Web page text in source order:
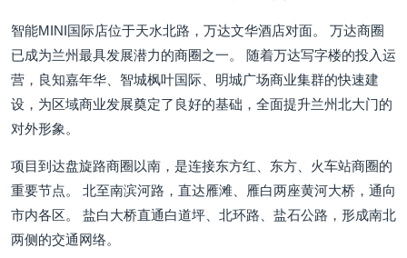
智能MINI国际店位于天水北路，万达文华酒店对面。 万达商圈
已成为兰州最具发展潜力的商圈之一。 随着万达写字楼的投入运
营，良知嘉年华、智城枫叶国际、明城广场商业集群的快速建
设，为区域商业发展奠定了良好的基础，全面提升兰州北大门的
对外形象。
项目到达盘旋路商圈以南，是连接东方红、东方、火车站商圈的
重要节点。 北至南滨河路，直达雁滩、雁白两座黄河大桥，通向
市内各区。 盐白大桥直通白道坪、北环路、盐石公路，形成南北
两侧的交通网络。